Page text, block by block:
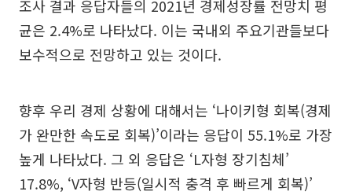
조사 결과 응답자들의 2021년 경제성장률 전망치 평
균은 2.4%로 나타났다. 이는 국내외 주요기관들보다
보수적으로 전망하고 있는 것이다.
향후 우리 경제 상황에 대해서는 ‘나이키형 회복(경제
가 완만한 속도로 회복)’이라는 응답이 55.1%로 가장
높게 나타났다. 그 외 응답은 ‘L자형 장기침체’
17.8%, ‘V자형 반등(일시적 충격 후 빠르게 회복)’